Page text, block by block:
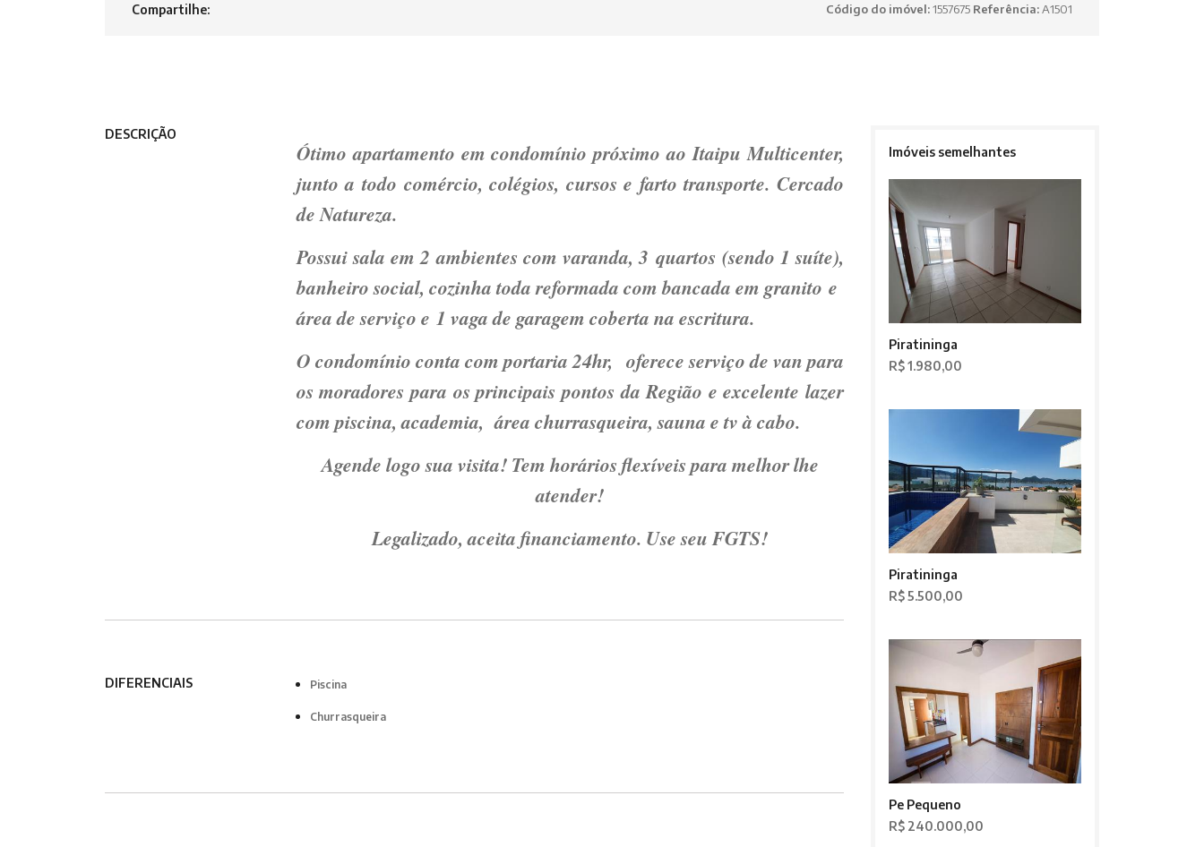
Compartilhe: Código do imóvel:1557675 Referência:A1501
DESCRIÇÃO
Ótimo apartamento em condomínio próximo ao Itaipu Multicenter,
junto a todo comércio, colégios, cursos e farto transporte. Cercado
de Natureza.
Possui sala em 2 ambientes com varanda, 3 quartos (sendo 1 suíte),
banheiro social, cozinha toda reformada com bancada em granito e
área de serviço e 1 vaga de garagem coberta na escritura.
O condomínio conta com portaria 24hr, oferece serviço de van para
os moradores para os principais pontos da Região e excelente lazer
com piscina, academia, área churrasqueira, sauna e tv à cabo.
Agende logo sua visita! Tem horários flexíveis para melhor lhe
atender!
Legalizado, aceita financiamento. Use seu FGTS!
DIFERENCIAIS Piscina
Churrasqueira
Imóveis semelhantes
Piratininga
R$ 1.980,00
Piratininga
R$ 5.500,00
Pe Pequeno
R$ 240.000,00